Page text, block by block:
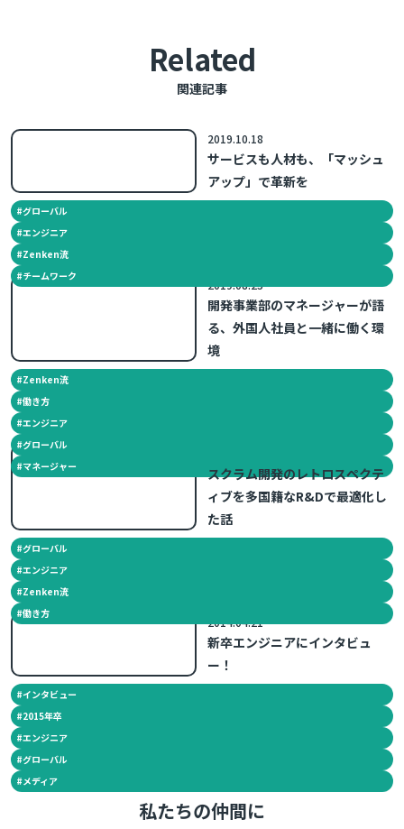
関連記事
Related
サービスも人材も、「マッシュ
アップ」で革新を
2019.10.18
#グローバル
#エンジニア
#Zenken流
#チームワーク
開発事業部のマネージャーが語
る、外国人社員と一緒に働く環
境
2019.08.23
#Zenken流
#働き方
#エンジニア
#グローバル
#マネージャー
スクラム開発のレトロスペクテ
ィブを多国籍なR&Dで最適化し
た話
#グローバル
#エンジニア
#Zenken流
#働き方
新卒エンジニアにインタビュ
ー！
2014.04.21
#インタビュー
#2015年卒
#エンジニア
#グローバル
#メディア
私たちの仲間に